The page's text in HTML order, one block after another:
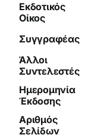
Εκδοτικός
Οίκος
Συγγραφέας
Άλλοι
Συντελεστές
Ημερομηνία
Έκδοσης
Αριθμός
Σελίδων